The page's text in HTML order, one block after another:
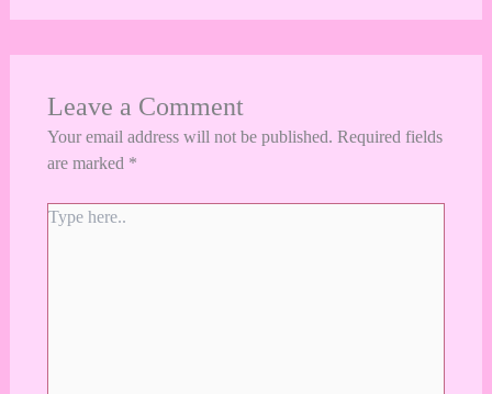
Leave a Comment
Your email address will not be published. Required fields
are marked *
Type